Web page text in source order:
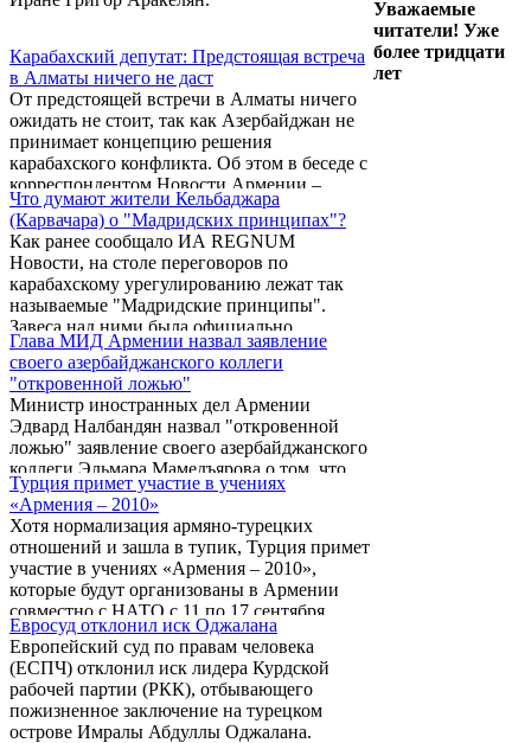
позицию моралистов и ссылаться, как
убий!" Прекрасная заповедь, чудесные
слова, они звучат гораздо более весомым
аргументом, ...
Карабахский депутат: Предстоящая встреча
в Алматы ничего не даст
От предстоящей встречи в Алматы ничего
ожидать не стоит, так как Азербайджан не
принимает концепцию решения
карабахского конфликта. Об этом в беседе с
корреспондентом Новости Армении –
NEWS.am заявил председатель постоянной
комиссии по внешним связям парламента
НКР Ваграм Атанесян, касаясь предстоящей
16-17 июля в Алматы встречи глав МИД
Армении и Азербайджана в рамках
неофициального саммита министров
иностранных дел стран ОБСЕ.
Что думают жители Кельбаджара
(Карвачара) о "Мадридских принципах"?
Как ранее сообщало ИА REGNUM
Новости, на столе переговоров по
карабахскому урегулированию лежат так
называемые "Мадридские принципы".
Завеса над ними была официально
приподнята в прошлом году. Еще раз
представим те шесть пунктов, которые
нашли место в обнародованном документе:
Глава МИД Армении назвал заявление
своего азербайджанского коллеги
"откровенной ложью"
Министр иностранных дел Армении
Эдвард Налбандян назвал "откровенной
ложью" заявление своего азербайджанского
коллеги Эльмара Мамедъярова о том, что
армянская сторона обсуждает с Баку вопрос
возвращения Лачинского и
Кельбаджарского районов. Об этом он
заявил в эфире общественного телеканала
Армении. "Это откровенная ложь", -
подчеркнул армянский министр. По его
словам, армянская сторона никогда не
обсуждала вопрос передачи Лачина и
Кельбаджара под административный
контроль Азербайджана. "Этот вопрос ...
Турция примет участие в учениях
«Армения – 2010»
Хотя нормализация армяно-турецких
отношений и зашла в тупик, Турция примет
участие в учениях «Армения – 2010»,
которые будут организованы в Армении
совместно с НАТО с 11 по 17 сентября.
Евросуд отклонил иск Оджалана
Европейский суд по правам человека
(ЕСПЧ) отклонил иск лидера Курдской
рабочей партии (РКК), отбывающего
пожизненное заключение на турецком
острове Имралы Абдуллы Оджалана.
Уважаемые
читатели! Уже
более тридцати
лет